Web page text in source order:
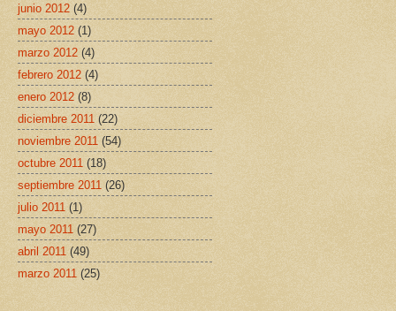
junio 2012 (4)
mayo 2012 (1)
marzo 2012 (4)
febrero 2012 (4)
enero 2012 (8)
diciembre 2011 (22)
noviembre 2011 (54)
octubre 2011 (18)
septiembre 2011 (26)
julio 2011 (1)
mayo 2011 (27)
abril 2011 (49)
marzo 2011 (25)